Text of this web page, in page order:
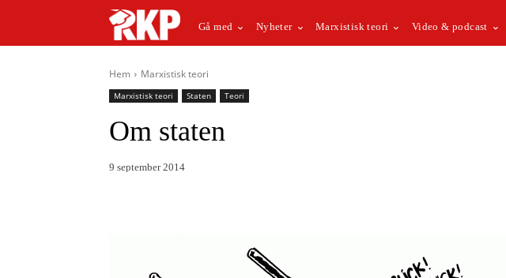
Gå med Nyheter Marxistisk teori Video & podcast
Hem Marxistisk teori
Marxistisk teori Staten Teori
Om staten
9 september 2014